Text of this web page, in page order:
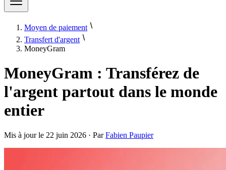
Moyen de paiement
Transfert d'argent
MoneyGram
MoneyGram : Transférez de
l'argent partout dans le monde
entier
Mis à jour le 22 juin 2026 · ParFabien Paupier